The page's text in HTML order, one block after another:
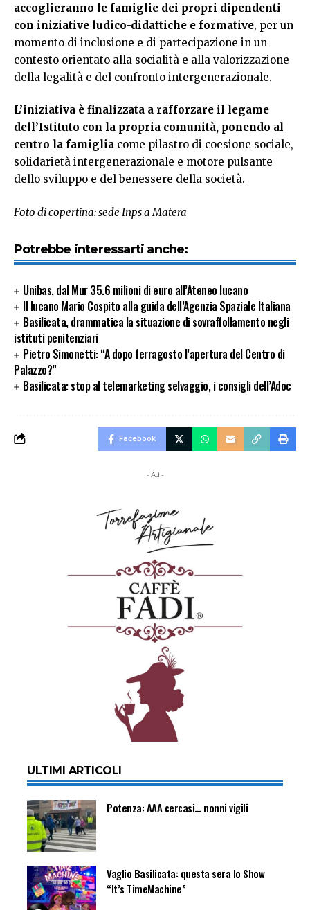
accoglieranno le famiglie dei propri dipendenti
con iniziative ludico-didattiche e formative, per un
momento di inclusione e di partecipazione in un
contesto orientato alla socialità e alla valorizzazione
della legalità e del confronto intergenerazionale.
L’iniziativa è finalizzata a rafforzare il legame
dell’Istituto con la propria comunità, ponendo al
centro la famiglia come pilastro di coesione sociale,
solidarietà intergenerazionale e motore pulsante
dello sviluppo e del benessere della società.
Foto di copertina: sede Inps a Matera
Potrebbe interessarti anche:
Unibas, dal Mur 35.6 milioni di euro all’Ateneo lucano
Il lucano Mario Cospito alla guida dell’Agenzia Spaziale Italiana
Basilicata, drammatica la situazione di sovraffollamento negli
istituti penitenziari
Pietro Simonetti: “A dopo ferragosto l’apertura del Centro di
Palazzo?”
Basilicata: stop al telemarketing selvaggio, i consigli dell’Adoc
Facebook
- Ad -
ULTIMI ARTICOLI
Potenza: AAA cercasi… nonni vigili
Vaglio Basilicata: questa sera lo Show
“It’s TimeMachine”